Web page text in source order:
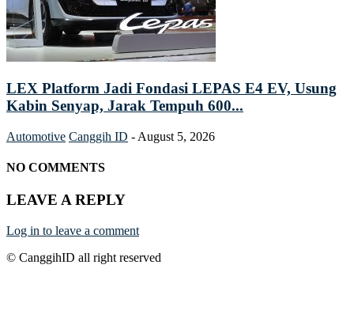
LEX Platform Jadi Fondasi LEPAS E4 EV, Usung
Kabin Senyap, Jarak Tempuh 600...
Automotive Canggih ID - August 5, 2026
NO COMMENTS
LEAVE A REPLY
Log in to leave a comment
© CanggihID all right reserved